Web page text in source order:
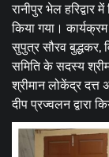
रानीपुर भेल
किया गया।
सुपुत्र सौरव बुद्धकर,
समिति के सदस्य
श्रीमान लोकेंद्र
दीप प्रज्वलन द्वारा